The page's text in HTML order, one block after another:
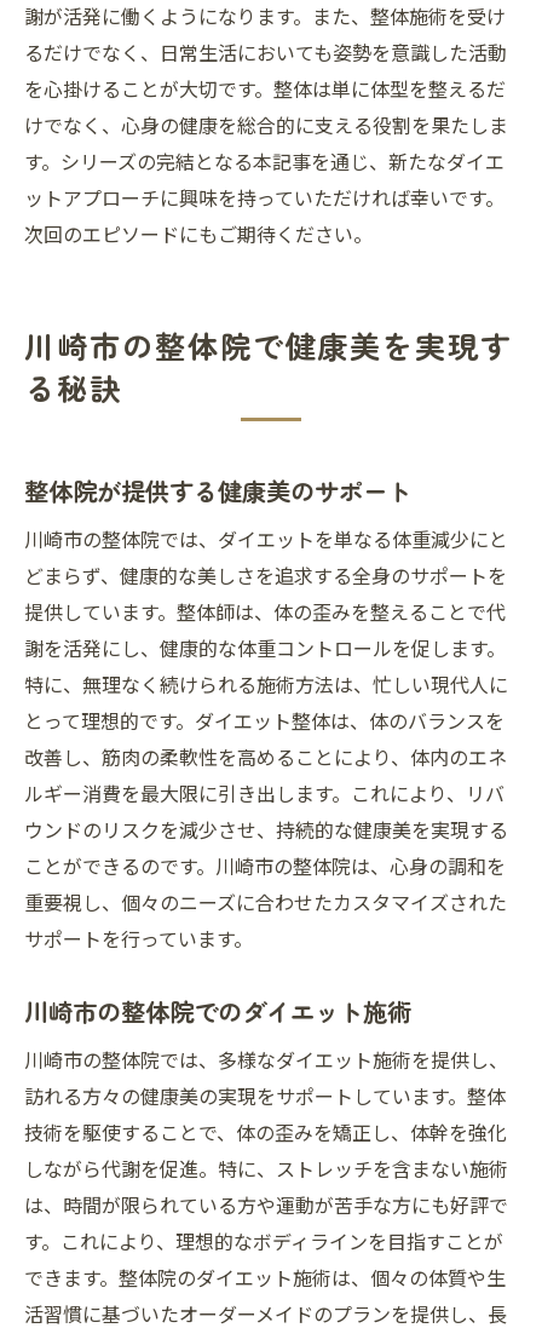
謝が活発に働くようになります。また、整体施術を受け
るだけでなく、日常生活においても姿勢を意識した活動
を心掛けることが大切です。整体は単に体型を整えるだ
けでなく、心身の健康を総合的に支える役割を果たしま
す。シリーズの完結となる本記事を通じ、新たなダイエ
ットアプローチに興味を持っていただければ幸いです。
次回のエピソードにもご期待ください。
川崎市の整体院で健康美を実現す
る秘訣
整体院が提供する健康美のサポート
川崎市の整体院では、ダイエットを単なる体重減少にと
どまらず、健康的な美しさを追求する全身のサポートを
提供しています。整体師は、体の歪みを整えることで代
謝を活発にし、健康的な体重コントロールを促します。
特に、無理なく続けられる施術方法は、忙しい現代人に
とって理想的です。ダイエット整体は、体のバランスを
改善し、筋肉の柔軟性を高めることにより、体内のエネ
ルギー消費を最大限に引き出します。これにより、リバ
ウンドのリスクを減少させ、持続的な健康美を実現する
ことができるのです。川崎市の整体院は、心身の調和を
重要視し、個々のニーズに合わせたカスタマイズされた
サポートを行っています。
川崎市の整体院でのダイエット施術
川崎市の整体院では、多様なダイエット施術を提供し、
訪れる方々の健康美の実現をサポートしています。整体
技術を駆使することで、体の歪みを矯正し、体幹を強化
しながら代謝を促進。特に、ストレッチを含まない施術
は、時間が限られている方や運動が苦手な方にも好評で
す。これにより、理想的なボディラインを目指すことが
できます。整体院のダイエット施術は、個々の体質や生
活習慣に基づいたオーダーメイドのプランを提供し、長